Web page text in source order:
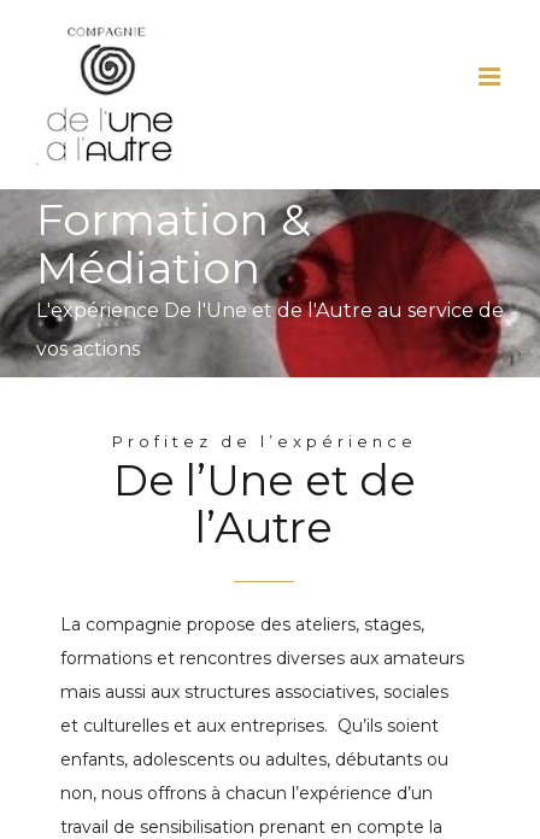
Formation &
Médiation
L'expérience De l'Une et de l'Autre au service de
vos actions
Profitez de l’expérience
De l’Une et de
l’Autre
La compagnie propose des ateliers, stages,
formations et rencontres diverses aux amateurs
mais aussi aux structures associatives, sociales
et culturelles et aux entreprises. Qu’ils soient
enfants, adolescents ou adultes, débutants ou
non, nous offrons à chacun l’expérience d’un
travail de sensibilisation prenant en compte la